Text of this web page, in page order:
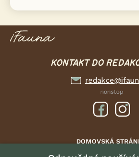
KONTAKT DO
nonstop
DOMOVSKÁ
INZERCE